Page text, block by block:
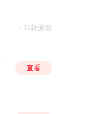
/ 15款游戏
查看